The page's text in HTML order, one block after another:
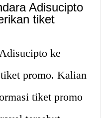
Adisucipto
tiket
ke
promo. Kalian
tiket promo